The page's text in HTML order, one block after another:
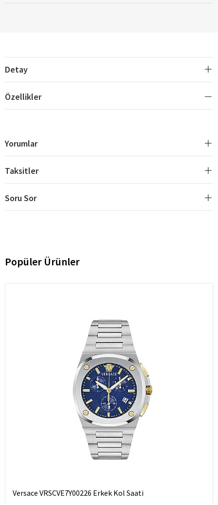
Detay
Özellikler
Yorumlar
Taksitler
Soru Sor
Popüler Ürünler
Versace VRSCVE7Y00226 Erkek Kol Saati